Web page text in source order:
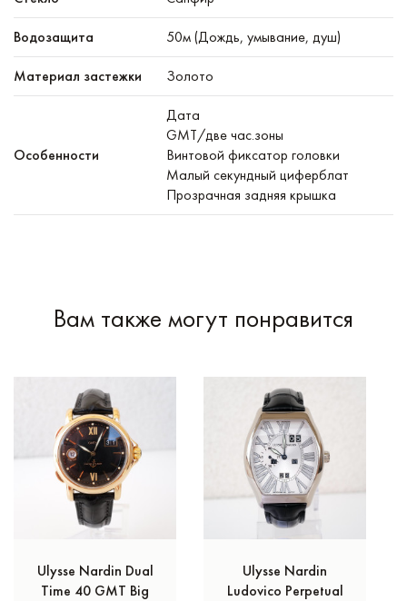
Водозащита 50м (Дождь, умывание, душ)
Материал застежки Золото
Особенности
Дата
GMT/две час.зоны
Винтовой фиксатор головки
Малый секундный циферблат
Прозрачная задняя крышка
Вам также могут понравится
Ulysse Nardin Dual
Time 40 GMT Big
Ulysse Nardin
Ludovico Perpetual